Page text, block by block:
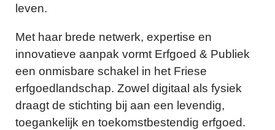
leven.
Met haar brede netwerk, expertise en
innovatieve aanpak vormt Erfgoed & Publiek
een onmisbare schakel in het Friese
erfgoedlandschap. Zowel digitaal als fysiek
draagt de stichting bij aan een levendig,
toegankelijk en toekomstbestendig erfgoed.